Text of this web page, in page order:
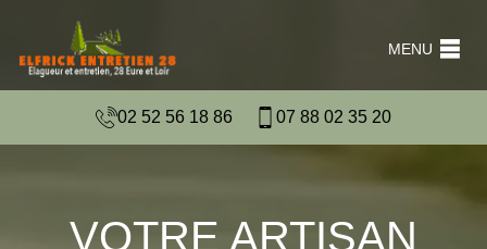
MENU
02 52 56 18 86 07 88 02 35 20
VOTRE ARTISAN